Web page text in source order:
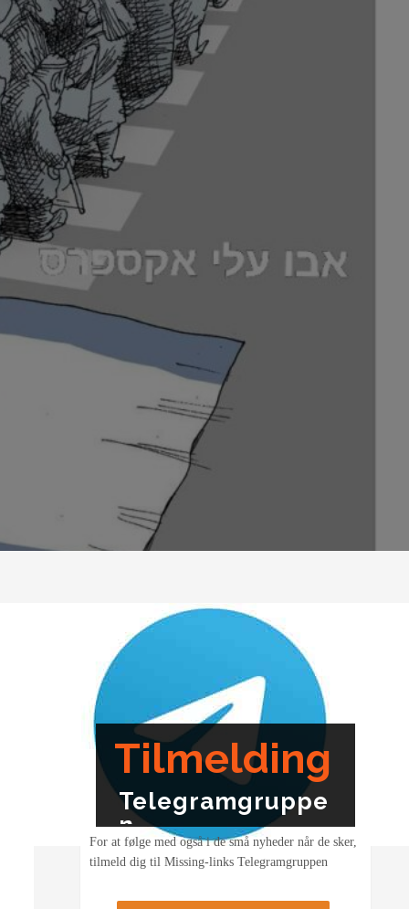
Tilmelding
Telegramgruppe
n
For at følge med også i de små nyheder når de sker,
tilmeld dig til Missing-links Telegramgruppen